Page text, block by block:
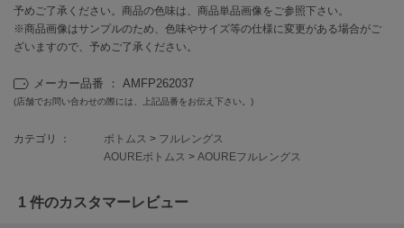
ETRÉ TOKYO
エトレトウキョウ
アイ
FRAY I.D
予めご了承ください。商品の色味は、商品単品画像をご参照下さい。
※商品画像はサンプルのため、色味やサイズ等の仕様に変更がある場合がご
ざいますので、予めご了承ください。
メーカー品番 ： AMFP262037
(店舗でお問い合わせの際には、上記品番をお伝え下さい。)
カテゴリ ： ボトムス > フルレングス
AOUREボトムス > AOUREフルレングス
1 件のカスタマーレビュー